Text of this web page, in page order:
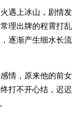
遇上冰山，剧情发
理出牌的程霄打乱
逐渐产生细水长流
情，原来他的前女
打不开心结，迟迟